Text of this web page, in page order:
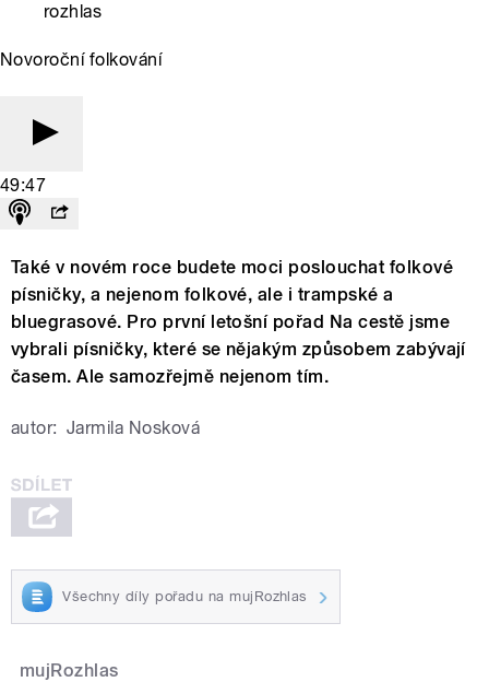
rozhlas
Novoroční folkování
49:47
Také v novém roce budete moci poslouchat folkové
písničky, a nejenom folkové, ale i trampské a
bluegrasové. Pro první letošní pořad Na cestě jsme
vybrali písničky, které se nějakým způsobem zabývají
časem. Ale samozřejmě nejenom tím.
autor: Jarmila Nosková
Všechny díly pořadu na mujRozhlas
mujRozhlas